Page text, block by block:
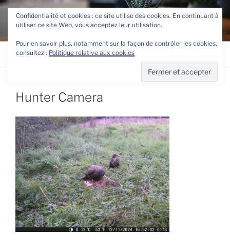
Aller
contenu
principal
TETEVE.FR
Le site de Teteve
Menu
Hunter Camera
Confidentialité et cookies : ce site utilise des cookies. En continuant à
utiliser ce site Web, vous acceptez leur utilisation.
Pour en savoir plus, notamment sur la façon de contrôler les cookies,
consultez : Politique relative aux cookies